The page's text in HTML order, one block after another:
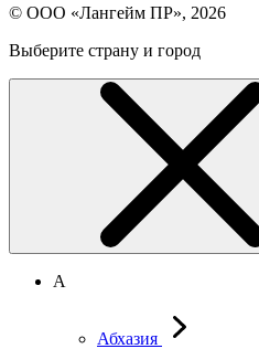
© ООО «Лангейм ПР», 2026
Выберите страну и город
А
Абхазия